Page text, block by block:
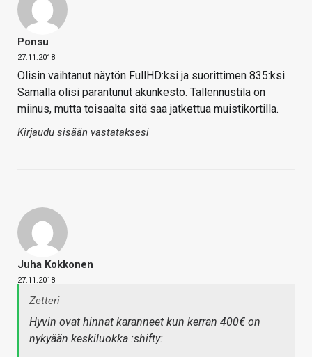
Ponsu
27.11.2018
Olisin vaihtanut näytön FullHD:ksi ja suorittimen 835:ksi.
Samalla olisi parantunut akunkesto. Tallennustila on
miinus, mutta toisaalta sitä saa jatkettua muistikortilla.
Kirjaudu sisään vastataksesi
Juha Kokkonen
27.11.2018
Zetteri
Hyvin ovat hinnat karanneet kun kerran 400€ on
nykyään keskiluokka :shifty: